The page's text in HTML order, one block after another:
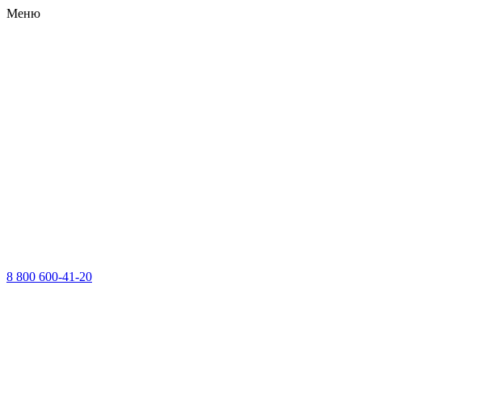
Меню
8 800 600-41-20